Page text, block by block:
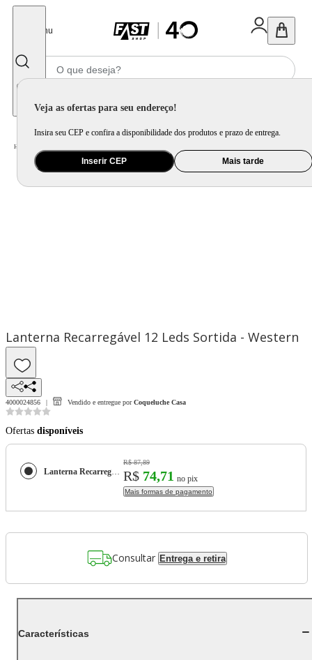
Menu
Veja as ofertas para seu endereço!
Insira seu CEP e confira a disponibilidade dos produtos e prazo de entrega.
Inserir CEP Mais tarde
Home
Lanterna Recarregável 12 Leds Sortida - Western
4000024856 Vendido e entregue por Coqueluche Casa
Ofertas disponíveis
Lanterna Recarregável 12 Leds Sortida - Western
R$ 87,89
R$ 74,71 no pix
Mais formas de pagamento
Consultar Entrega e retira
Características